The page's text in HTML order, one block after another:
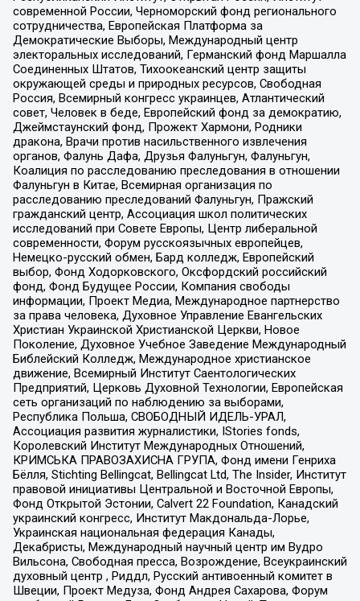
современной России, Черноморский фонд регионального
сотрудничества, Европейская Платформа за
Демократические Выборы, Международный центр
электоральных исследований, Германский фонд Маршалла
Соединенных Штатов, Тихоокеанский центр защиты
окружающей среды и природных ресурсов, Свободная
Россия, Всемирный конгресс украинцев, Атлантический
совет, Человек в беде, Европейский фонд за демократию,
Джеймстаунский фонд, Прожект Хармони, Родники
дракона, Врачи против насильственного извлечения
органов, Фалунь Дафа, Друзья Фалуньгун, Фалуньгун,
Коалиция по расследованию преследования в отношении
Фалуньгун в Китае, Всемирная организация по
расследованию преследований Фалуньгун, Пражский
гражданский центр, Ассоциация школ политических
исследований при Совете Европы, Центр либеральной
современности, Форум русскоязычных европейцев,
Немецко-русский обмен, Бард колледж, Европейский
выбор, Фонд Ходорковского, Оксфордский российский
фонд, Фонд Будущее России, Компания свободы
информации, Проект Медиа, Международное партнерство
за права человека, Духовное Управление Евангельских
Христиан Украинской Христианской Церкви, Новое
Поколение, Духовное Учебное Заведение Международный
Библейский Колледж, Международное христианское
движение, Всемирный Институт Саентологических
Предприятий, Церковь Духовной Технологии, Европейская
сеть организаций по наблюдению за выборами,
Республика Польша, СВОБОДНЫЙ ИДЕЛЬ-УРАЛ,
Ассоциация развития журналистики, IStories fonds,
Королевский Институт Международных Отношений,
КРИМСЬКА ПРАВОЗАХИСНА ГРУПА, Фонд имени Генриха
Бёлля, Stichting Bellingcat, Bellingcat Ltd, The Insider, Институт
правовой инициативы Центральной и Восточной Европы,
Фонд Открытой Эстонии, Calvert 22 Foundation, Канадский
украинский конгресс, Институт Макдональда-Лорье,
Украинская национальная федерация Канады,
Декабристы, Международный научный центр им Вудро
Вильсона, Свободная пресса, Возрождение, Всеукраинский
духовный центр , Риддл, Русский антивоенный комитет в
Швеции, Проект Медуза, Фонд Андрея Сахарова, Форум